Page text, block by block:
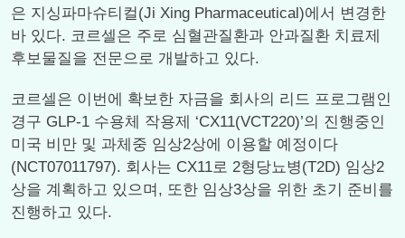
은 지싱파마슈티컬(Ji Xing Pharmaceutical)에서 변경한
바 있다. 코르셀은 주로 심혈관질환과 안과질환 치료제
후보물질을 전문으로 개발하고 있다.
코르셀은 이번에 확보한 자금을 회사의 리드 프로그램인
경구 GLP-1 수용체 작용제 ‘CX11(VCT220)’의 진행중인
미국 비만 및 과체중 임상2상에 이용할 예정이다
(NCT07011797). 회사는 CX11로 2형당뇨병(T2D) 임상2
상을 계획하고 있으며, 또한 임상3상을 위한 초기 준비를
진행하고 있다.